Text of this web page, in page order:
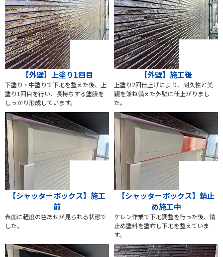
【外壁】上塗り1回目
下塗り・中塗りで下地を整えた後、上
塗り1回目を行い、長持ちする塗膜を
しっかり形成しています。
【外壁】施工後
上塗り2回仕上げにより、耐久性と美
観を兼ね備えた外壁に仕上がりまし
た。
【シャッターボックス】施工
前
表面に軽度の色あせが見られる状態で
した。
【シャッターボックス】錆止
め施工中
ケレン作業で下地調整を行った後、錆
止め塗料を塗布し下地を整えていま
す。